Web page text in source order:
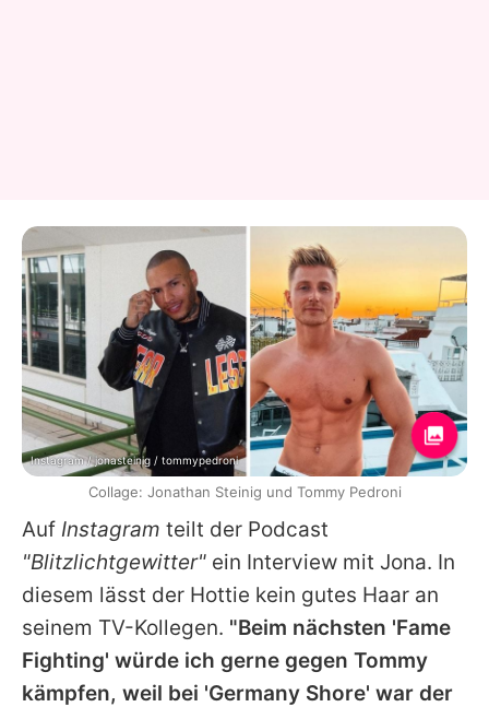
Auf Instagram teilt der Podcast
"Blitzlichtgewitter" ein Interview mit Jona. In
diesem lässt der Hottie kein gutes Haar an
seinem TV-Kollegen. "Beim nächsten 'Fame
Fighting' würde ich gerne gegen Tommy
kämpfen, weil bei 'Germany Shore' war der
Instagram / jonasteinig / tommypedroni
Collage: Jonathan Steinig und Tommy Pedroni